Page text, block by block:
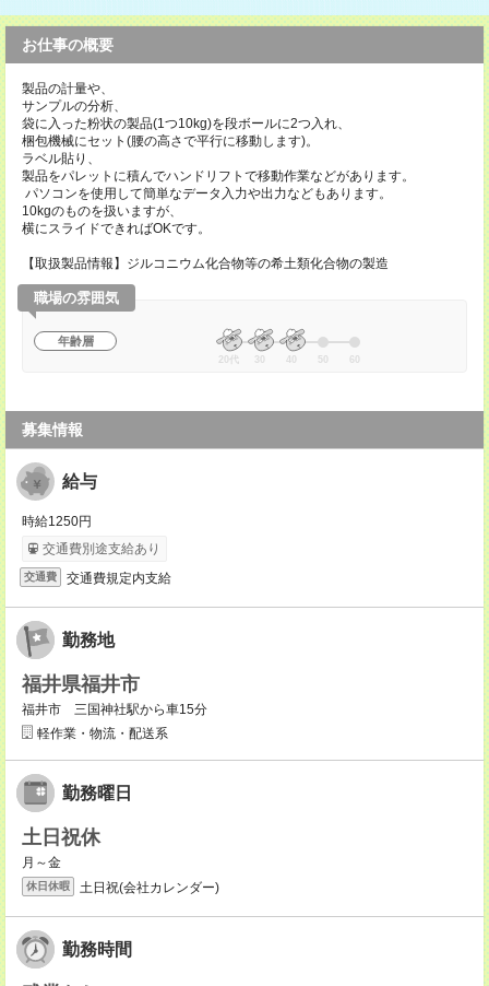
お仕事の概要
製品の計量や、
サンプルの分析、
袋に入った粉状の製品(1つ10kg)を段ボールに2つ入れ、
梱包機械にセット(腰の高さで平行に移動します)。
ラベル貼り、
製品をパレットに積んでハンドリフトで移動作業などがあります。
パソコンを使用して簡単なデータ入力や出力などもあります。
10kgのものを扱いますが、
横にスライドできればOKです。
【取扱製品情報】ジルコニウム化合物等の希土類化合物の製造
職場の雰囲気
年齢層
20代 30 40 50 60
募集情報
給与
時給1250円
交通費別途支給あり
交通費 交通費規定内支給
勤務地
福井県福井市
福井市 三国神社駅から車15分
軽作業・物流・配送系
勤務曜日
土日祝休
月～金
休日休暇 土日祝(会社カレンダー)
勤務時間